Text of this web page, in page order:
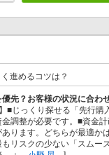
進めるコツは？
先？お客様の状況に合わ
■じっくり探せる「先行
調整が必要です。■資金
ります。どちらが最適か
リスクの少ない「スムー